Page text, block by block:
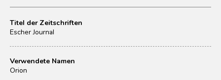
Titel der Zeitschriften
Escher Journal
Verwendete Namen
Orion